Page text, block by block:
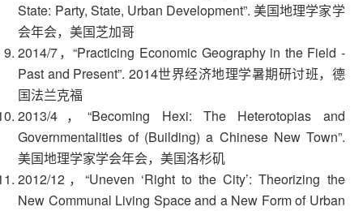
State: Party, State, Urban Development”. 美国地理学家学
会年会，美国芝加哥
2014/7，“Practicing Economic Geography in the Field -
Past and Present”. 2014世界经济地理学暑期研讨班，德
国法兰克福
2013/4，“Becoming Hexi: The Heterotopias and
Governmentalities of (Building) a Chinese New Town”.
美国地理学家学会年会，美国洛杉矶
2012/12，“Uneven ‘Right to the City’: Theorizing the
New Communal Living Space and a New Form of Urban